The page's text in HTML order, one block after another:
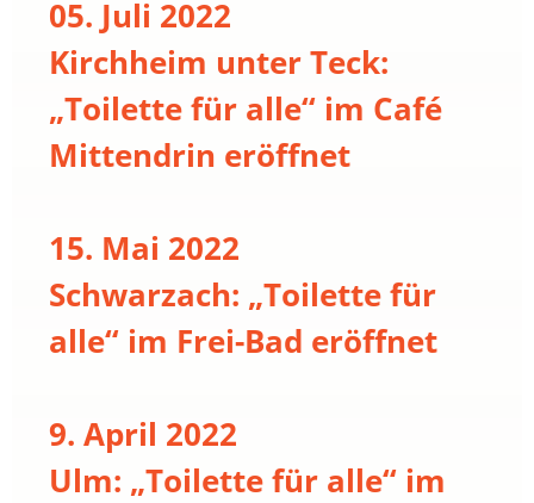
05. Juli 2022
Kirchheim unter Teck:
„Toilette für alle“ im Café
Mittendrin eröffnet
15. Mai 2022
Schwarzach: „Toilette für
alle“ im Frei-Bad eröffnet
9. April 2022
Ulm: „Toilette für alle“ im